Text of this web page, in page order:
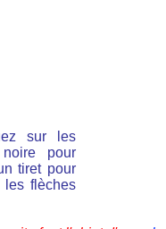
sur les
pour
tiret pour
les flèches